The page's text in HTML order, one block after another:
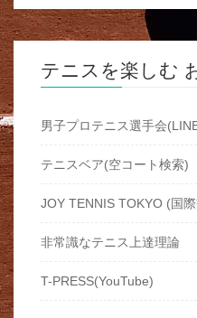
テニスを楽しむ
男子プロテニス選手会
テニスベア(空コート検索)
JOY TENNIS TOKYO (国
非常識なテニス上達理論
T-PRESS(YouTube)